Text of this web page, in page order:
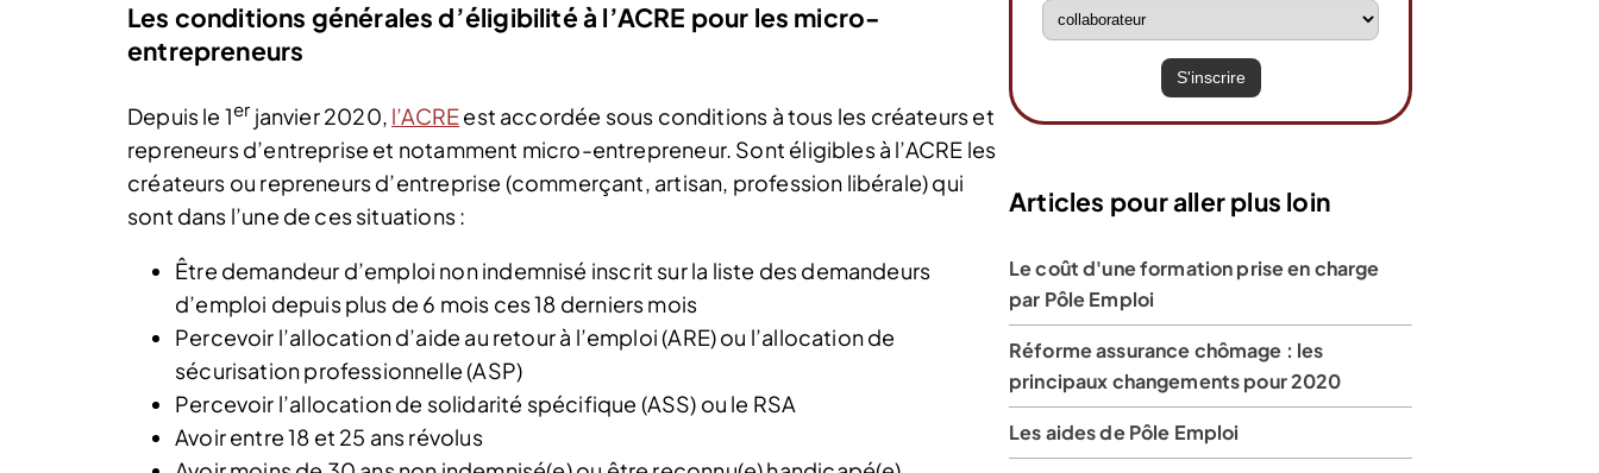
Les conditions générales d’éligibilité à l’ACRE pour les micro-
entrepreneurs
Depuis le 1er janvier 2020, l’ACREest accordée sous conditions à tous les créateurs et
repreneurs d’entreprise et notamment micro-entrepreneur. Sont éligibles à l’ACRE les
créateurs ou repreneurs d’entreprise (commerçant, artisan, profession libérale) qui
sont dans l’une de ces situations :
Être demandeur d’emploi non indemnisé inscrit sur la liste des demandeurs
d’emploi depuis plus de 6 mois ces 18 derniers mois
Percevoir l’allocation d’aide au retour à l’emploi (ARE) ou l’allocation de
sécurisation professionnelle (ASP)
Percevoir l’allocation de solidarité spécifique (ASS) ou le RSA
Avoir entre 18 et 25 ans révolus
Articles pour aller plus loin
Le coût d'une formation prise en charge
par Pôle Emploi
Réforme assurance chômage : les
principaux changements pour 2020
Les aides de Pôle Emploi